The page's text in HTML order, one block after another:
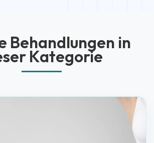
Behandlungen in
Kategorie